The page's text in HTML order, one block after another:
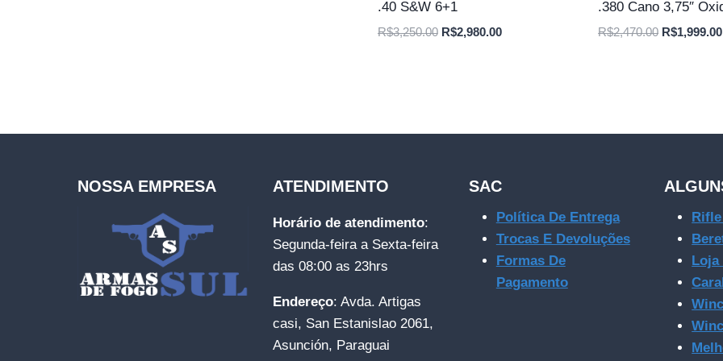
.40 S&W 6+1
R$3,250.00 O
R$2,980.00O
.380 Cano 3,75″
R$2,470.00 O
R$1,999.00
NOSSA EMPRESA ATENDIMENTO
Horário de atendimento:
Segunda-feira a Sexta-feira
das 08:00 as 23hrs
Endereço: Avda. Artigas
casi, San Estanislao 2061,
Asunción, Paraguai
SAC
Política De Entrega
Trocas E Devoluções
Formas De
Pagamento
Loja